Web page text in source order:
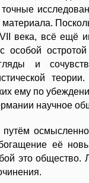
века, всё ещё
особой
и
ему по
научное
её
это